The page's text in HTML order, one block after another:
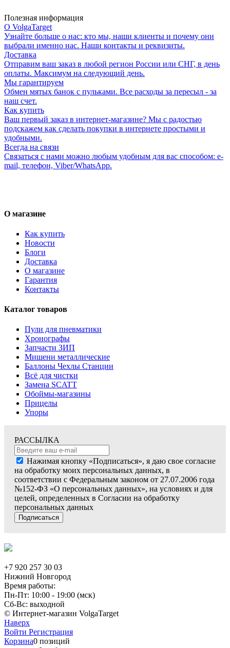
Полезная информация
О VolgaTarget
Узнайте больше о нас: кто мы, наши клиенты и почему они
выбрали именно нас. Наши контакты и реквизиты.
Доставка
Отправим ваш заказ в любой регион России или СНГ, в день
оплаты. Максимум на следующий день.
Мы гарантируем
Обмен мятых банок с пульками. Все расходы за пересыл - за
наш счет.
Как купить
Ваш первый заказ в интернет-магазине? Мы с радостью
подскажем как сделать покупки в интернете простыми и
удобными.
Всегда на связи
Связаться с нами можно любым удобным для вас способом: e-
mail, телефон, Viber/WhatsApp.
О магазине
Как купить
Новости
Блоги
Доставка
О магазине
Гарантия
Контакты
Каталог товаров
Пули для пневматики
Хронографы
Запчасти ЗИП
Мишени металлические
Баллоны Чехлы Станции
Всё для чистки
Замена SCATT
Обоймы-магазины
Прицелы
Упоры
РАССЫЛКА
Нажимая кнопку «Подписаться», я даю свое согласие
на обработку моих персональных данных, в
соответствии с Федеральным законом от 27.07.2006 года
№152-ФЗ «О персональных данных», на условиях и для
целей, определенных в Согласии на обработку
персональных данных
Подписаться
+7 920 257 30 03
Нижний Новгород
Время работы:
Пн-Пт: 10:00 - 19:00 (мск)
Сб-Вс: выходной
© Интернет-магазин VolgaTarget
Наверх
Войти Регистрация
Корзина0 позиций